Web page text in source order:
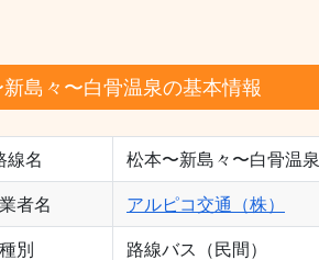
島々〜白骨温泉の基本情報
線名 松本〜新島々〜白骨温泉
者名 アルピコ交通（株）
種別 路線バス（民間）